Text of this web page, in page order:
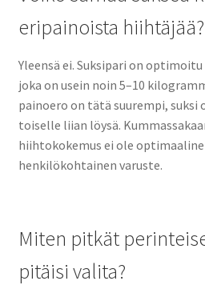
eripainoista hiihtäjää?
Yleensä ei. Suksipari on
joka on usein noin 5–10
painoero on tätä suurempi, suksi
toiselle liian löysä.
hiihtokokemus ei ole
henkilökohtainen varuste.
Miten pitkät
pitäisi valita?